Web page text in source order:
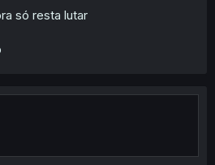
só resta lutar